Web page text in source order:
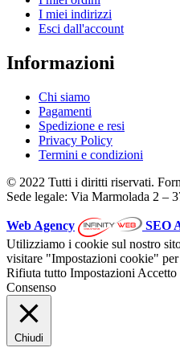
I miei indirizzi
Esci dall'account
Informazioni
Chi siamo
Pagamenti
Spedizione e resi
Privacy Policy
Termini e condizioni
© 2022 Tutti i diritti riservati.
Sede legale: Via Marmolada 2 –
Web Agency
SEO
Utilizziamo i cookie sul nostro
visitare "Impostazioni cookie"
Rifiuta tutto Impostazioni Accetto
Consenso
Chiudi